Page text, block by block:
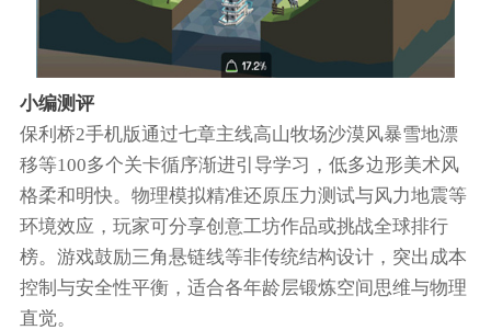
小编测评
保利桥2手机版通过七章主线高山牧场沙漠风暴雪地漂
移等100多个关卡循序渐进引导学习，低多边形美术风
格柔和明快。物理模拟精准还原压力测试与风力地震等
环境效应，玩家可分享创意工坊作品或挑战全球排行
榜。游戏鼓励三角悬链线等非传统结构设计，突出成本
控制与安全性平衡，适合各年龄层锻炼空间思维与物理
直觉。